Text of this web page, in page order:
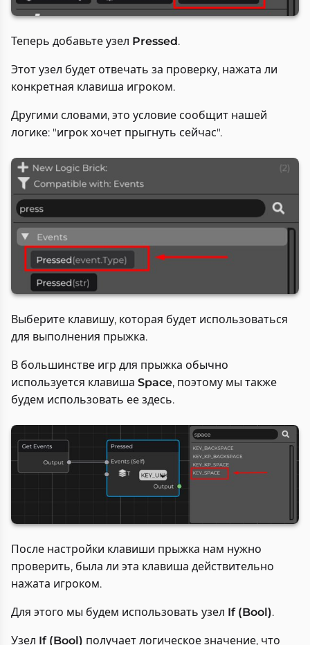
Теперь добавьте узел Pressed.
Этот узел будет отвечать за проверку, нажата ли
конкретная клавиша игроком.
Другими словами, это условие сообщит нашей
логике: "игрок хочет прыгнуть сейчас".
Выберите клавишу, которая будет использоваться
для выполнения прыжка.
В большинстве игр для прыжка обычно
используется клавиша Space, поэтому мы также
будем использовать ее здесь.
После настройки клавиши прыжка нам нужно
проверить, была ли эта клавиша действительно
нажата игроком.
Для этого мы будем использовать узел If (Bool).
Узел If (Bool) получает логическое значение, что